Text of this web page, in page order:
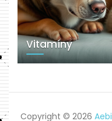
Vitamíny
Copyright © 2026 Aebi